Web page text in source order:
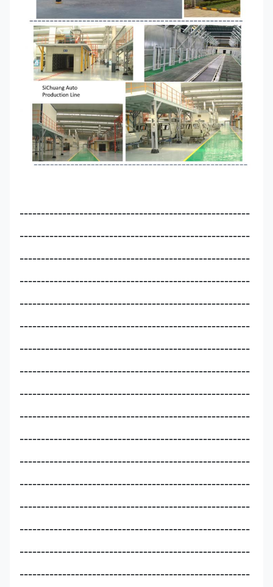
------------------------------------------------------
------------------------------------------------------
------------------------------------------------------
------------------------------------------------------
------------------------------------------------------
------------------------------------------------------
------------------------------------------------------
------------------------------------------------------
------------------------------------------------------
------------------------------------------------------
------------------------------------------------------
------------------------------------------------------
------------------------------------------------------
------------------------------------------------------
------------------------------------------------------
------------------------------------------------------
------------------------------------------------------